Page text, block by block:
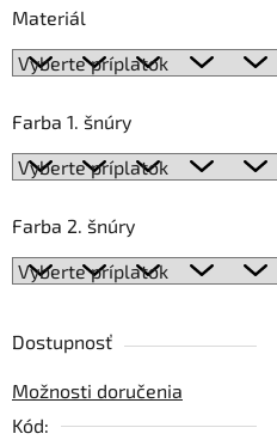
Materiál
Farba 1. šnúry
Farba 2. šnúry
Dostupnosť
Možnosti doručenia
Kód: